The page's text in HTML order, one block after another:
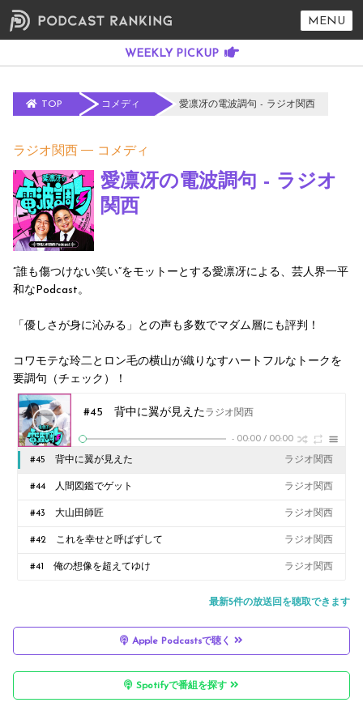
MENU
TOP コメディ 愛凛冴の電波調句 - ラジオ関西
ラジオ関西 コメディ
愛凛冴の電波調句 - ラジオ
関西
”誰も傷つけない笑い”をモットーとする愛凛冴による、芸人界一平
和なPodcast。
「優しさが身に沁みる」との声も多数でマダム層にも評判！
コワモテな玲二とロン毛の横山が織りなすハートフルなトークを
要調句（チェック）！
#45 背中に翼が見えたラジオ関西
- 00:00 / 00:00
#45 背中に翼が見えた ラジオ関西
#44 人間図鑑でゲット ラジオ関西
#43 大山田師匠 ラジオ関西
#42 これを幸せと呼ばずして ラジオ関西
#41 俺の想像を超えてゆけ ラジオ関西
最新5件の放送回を聴取できます
Apple Podcastsで聴く
Spotifyで番組を探す